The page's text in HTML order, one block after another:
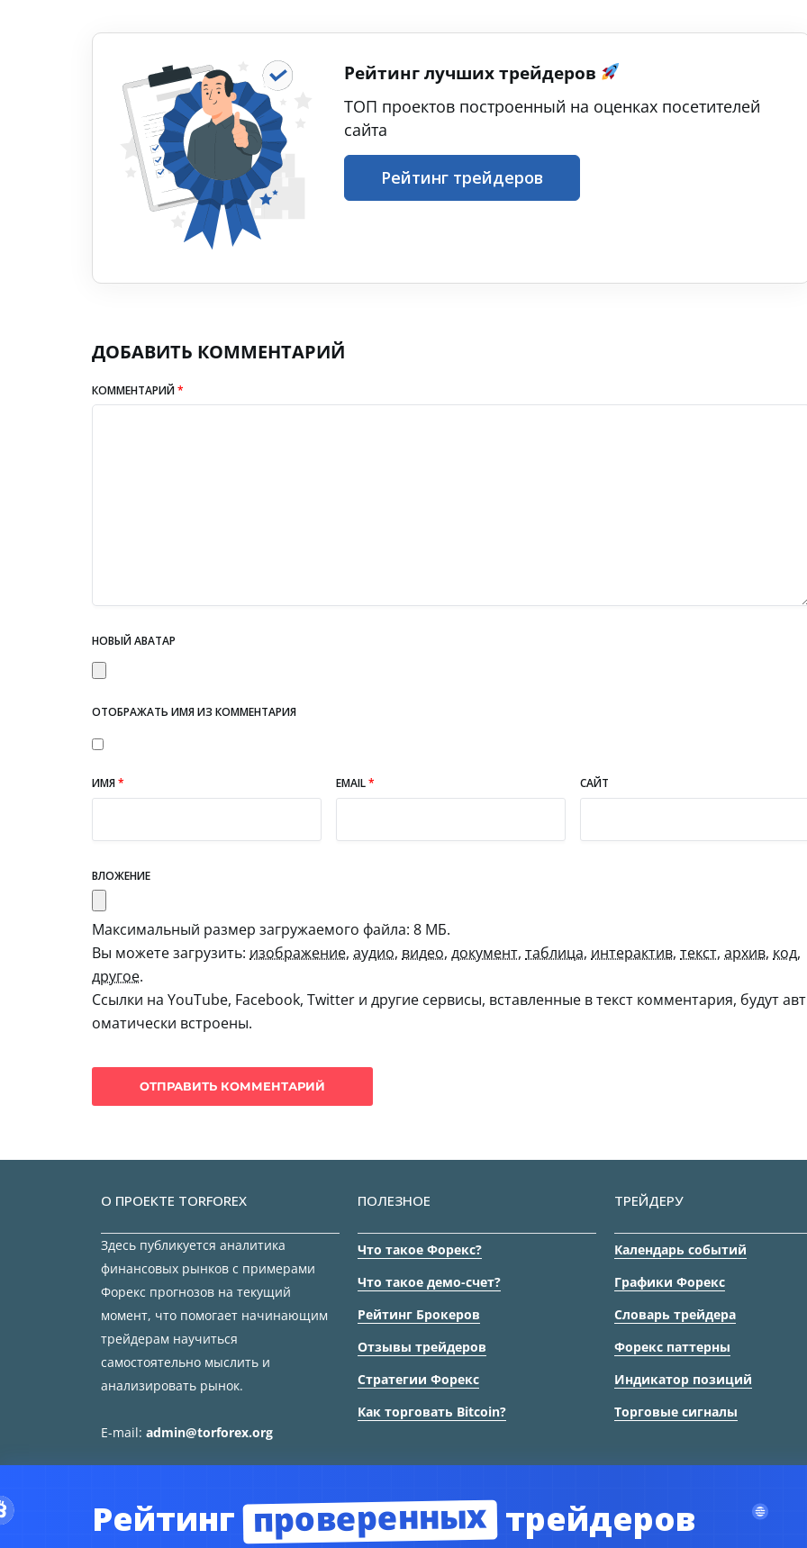
Рейтинг лучших трейдеров
ТОП проектов построенный на оценках посетителей
сайта
Рейтинг трейдеров
ДОБАВИТЬ КОММЕНТАРИЙ
КОММЕНТАРИЙ*
НОВЫЙ АВАТАР
ОТОБРАЖАТЬ ИМЯ ИЗ КОММЕНТАРИЯ
ИМЯ* EMAIL* САЙТ
ВЛОЖЕНИЕ
Максимальный размер загружаемого файла: 8 МБ.
Вы можете загрузить: изображение, аудио, видео, документ, таблица, интерактив, текст, архив, код,
другое.
Ссылки на YouTube, Facebook, Twitter и другие сервисы, вставленные в текст комментария, будут авт
оматически встроены.
О ПРОЕКТЕ TORFOREX
Здесь публикуется аналитика
финансовых рынков с примерами
Форекс прогнозов на текущий
момент, что помогает начинающим
трейдерам научиться
самостоятельно мыслить и
анализировать рынок.
E-mail: admin@torforex.org
ПОЛЕЗНОЕ
Что такое Форекс?
Что такое демо-счет?
Рейтинг Брокеров
Отзывы трейдеров
Стратегии Форекс
Как торговать Bitcoin?
ТРЕЙДЕРУ
Календарь событий
Графики Форекс
Словарь трейдера
Форекс паттерны
Индикатор позиций
Торговые сигналы
Рейтинг проверенных трейдеров